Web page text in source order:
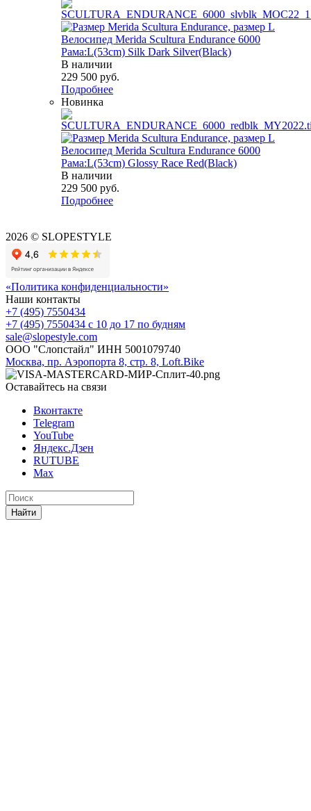
Велосипед Merida Scultura Endurance 6000
Рама:L(53cm) Silk Dark Silver(Black)
В наличии
229 500 руб.
Подробнее
Новинка
Велосипед Merida Scultura Endurance 6000
Рама:L(53cm) Glossy Race Red(Black)
В наличии
229 500 руб.
Подробнее
2026 © SLOPESTYLE
«Политика конфиденциальности»
Наши контакты
+7 (495) 7550434
+7 (495) 7550434 с 10 до 17 по будням
sale@slopestyle.com
ООО "Слопстайл" ИНН 5001079740
Москва, пр. Аэропорта 8, стр. 8, Loft.Bike
Оставайтесь на связи
Вконтакте
Telegram
YouTube
Яндекс.Дзен
RUTUBE
Max
Найти